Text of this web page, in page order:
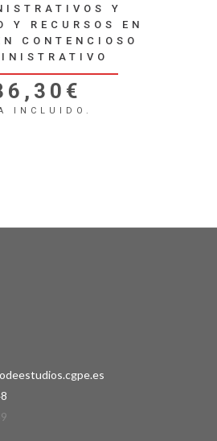
Y
Y RECURSOS EN
CONTENCIOSO
€
INCLUIDO.